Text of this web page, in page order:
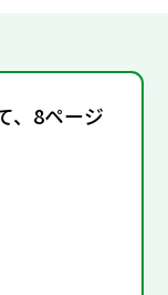
、8ページ